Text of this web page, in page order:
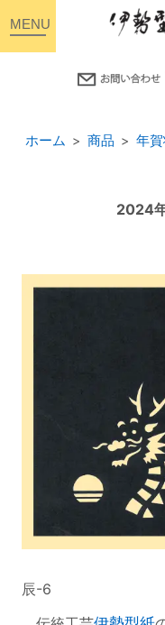
ホーム 商品 年
2024
辰-6
toggle
navigation